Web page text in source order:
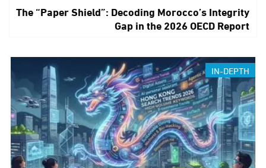
The “Paper Shield”: Decoding Morocco’s Integrity
Gap in the 2026 OECD Report
IN-DEPTH